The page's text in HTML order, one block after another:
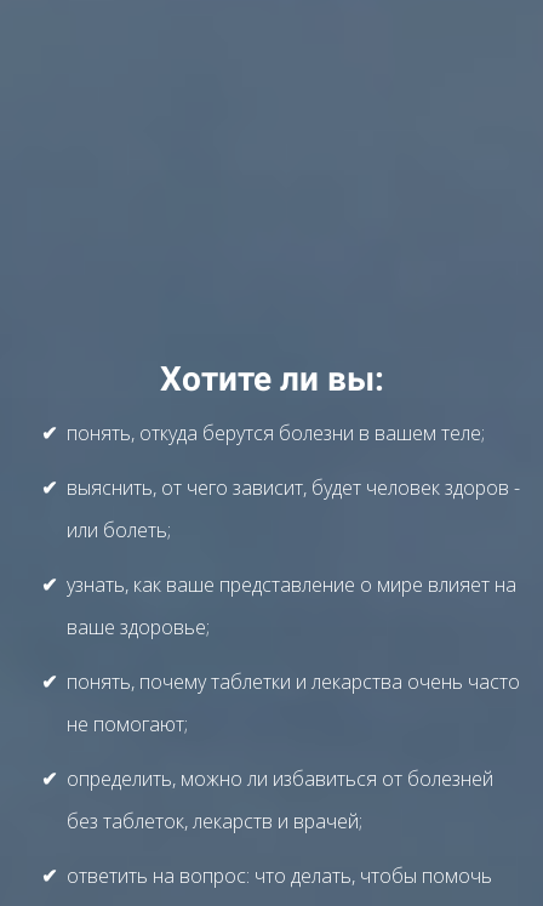
Хотите ли вы:
понять, откуда берутся болезни в вашем теле;
выяснить, от чего зависит, будет человек здоров -
или болеть;
узнать, как ваше представление о мире влияет на
ваше здоровье;
понять, почему таблетки и лекарства очень часто
не помогают;
определить, можно ли избавиться от болезней
без таблеток, лекарств и врачей;
ответить на вопрос: что делать, чтобы помочь